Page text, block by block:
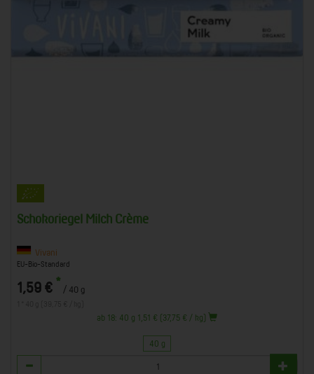
Schokoriegel Milch Crème
Vivani
EU-Bio-Standard
1,59 € * / 40 g
ab 18: 40 g 1,51 € (37,75 € / kg)
40 g
Anzahl